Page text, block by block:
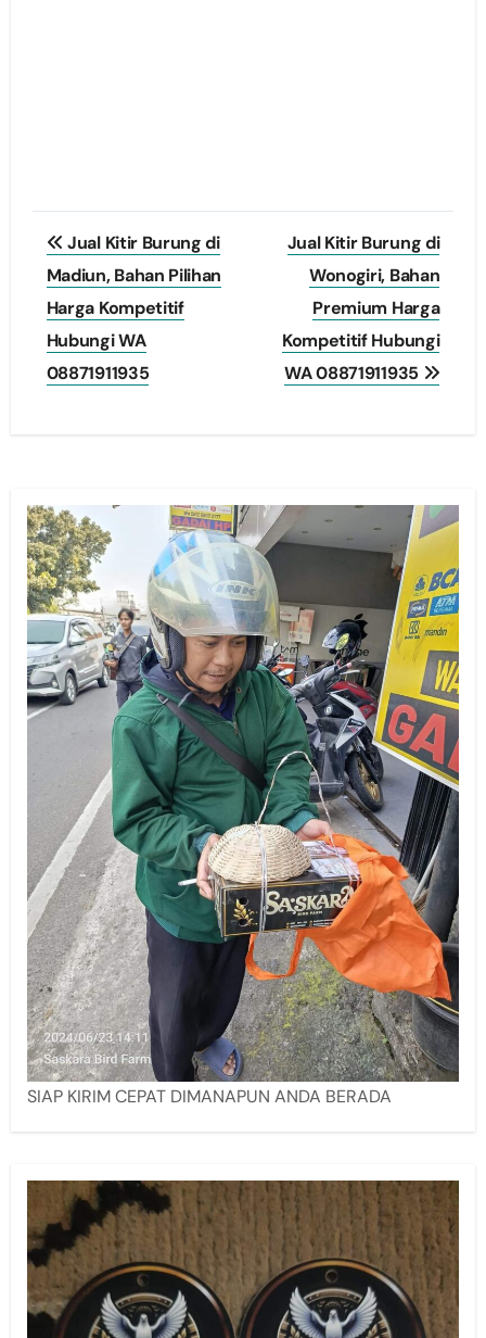
Post
navigation
Jual Kitir Burung di
Madiun, Bahan Pilihan
Harga Kompetitif
Hubungi WA
08871911935
Jual Kitir Burung di
Wonogiri, Bahan
Premium Harga
Kompetitif Hubungi
WA 08871911935
SIAP KIRIM CEPAT DIMANAPUN ANDA BERADA